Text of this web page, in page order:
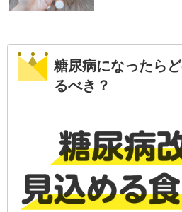
糖尿病になったら
るべき？